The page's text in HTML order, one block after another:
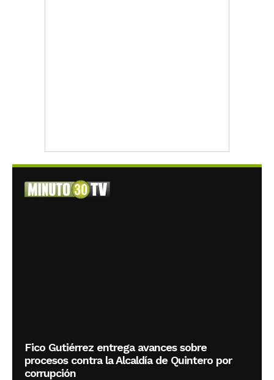
Fico Gutiérrez entrega avances sobre
procesos contra la Alcaldía de Quintero por
corrupción